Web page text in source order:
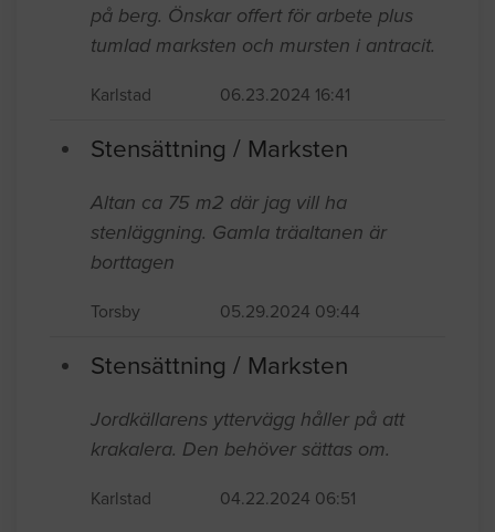
på berg. Önskar offert för arbete plus
tumlad marksten och mursten i antracit.
Karlstad 06.23.2024 16:41
Stensättning / Marksten
Altan ca 75 m2 där jag vill ha
stenläggning. Gamla träaltanen är
borttagen
Torsby 05.29.2024 09:44
Stensättning / Marksten
Jordkällarens yttervägg håller på att
krakalera. Den behöver sättas om.
Karlstad 04.22.2024 06:51